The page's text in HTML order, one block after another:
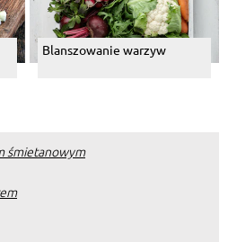
Blanszowanie warzyw
śmietanowym